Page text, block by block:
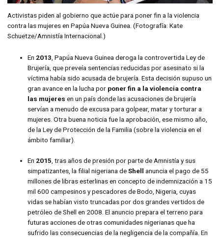
Activistas piden al gobierno que actúe para poner fin a la violencia
contra las mujeres en Papúa Nueva Guinea. (Fotografía: Kate
Schuetze/Amnistía Internacional.)
En 2013, Papúa Nueva Guinea deroga la controvertida Ley de
Brujería, que preveía sentencias reducidas por asesinato si la
víctima había sido acusada de brujería. Esta decisión supuso un
gran avance en la lucha por poner fin a la violencia contra
las mujeresen un país donde las acusaciones de brujería
servían a menudo de excusa para golpear, matar y torturar a
mujeres. Otra buena noticia fue la aprobación, ese mismo año,
de la Ley de Protección de la Familia (sobre la violencia en el
ámbito familiar).
En 2015 , tras años de presión por parte de Amnistía y sus
simpatizantes, la filial nigeriana deShell anuncia el pago de 55
millones de libras esterlinas en concepto de indemnización a 15
mil 600 campesinos y pescadores de Bodo, Nigeria, cuyas
vidas se habían visto truncadas por dos grandes vertidos de
petróleo de Shell en 2008. El anuncio prepara el terreno para
futuras acciones de otras comunidades nigerianas que ha
sufrido las consecuencias de la negligencia de la compañía. En